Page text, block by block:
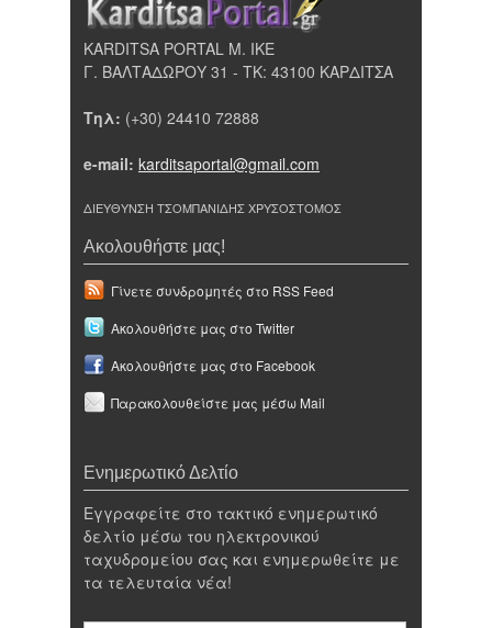
KARDITSA PORTAL Μ. ΙΚΕ
Γ. ΒΑΛΤΑΔΩΡΟΥ 31 - ΤΚ: 43100 ΚΑΡΔΙΤΣΑ
Τηλ: (+30) 24410 72888
e-mail: karditsaportal@gmail.com
ΔΙΕΥΘΥΝΣΗ ΤΣΟΜΠΑΝΙΔΗΣ ΧΡΥΣΟΣΤΟΜΟΣ
Ακολουθήστε μας!
Γίνετε συνδρομητές στο RSS Feed
Ακολουθήστε μας στο Twitter
Ακολουθήστε μας στο Facebook
Παρακολουθείστε μας μέσω Mail
Ενημερωτικό Δελτίο
Εγγραφείτε στο τακτικό ενημερωτικό
δελτίο μέσω του ηλεκτρονικού
ταχυδρομείου σας και ενημερωθείτε με
τα τελευταία νέα!